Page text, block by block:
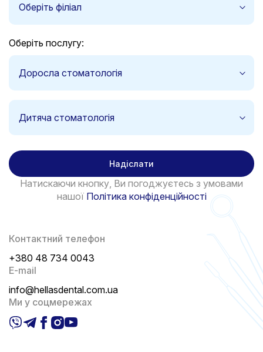
Оберіть філіал
Оберіть послугу:
Доросла стоматологія
Дитяча стоматологія
Надіслати
Натискаючи кнопку, Ви погоджуєтесь з умовами
нашої Політика конфіденційності
Контактний телефон
+380 48 734 0043
E-mail
info@hellasdental.com.ua
Ми у соцмережах